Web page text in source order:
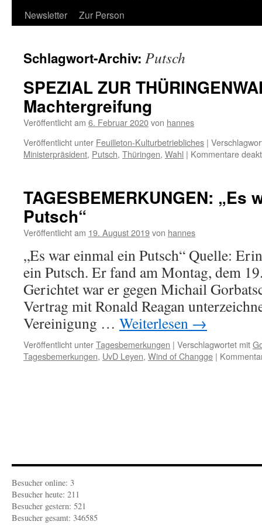
Newsletter
Zur Person
Schlagwort-Archiv: Putsch
SPEZIAL ZUR
Machtergreifung
Veröffentlicht am 6. Februar 2020von hannes
Veröffentlicht unter Feuilleton-Kulturbetriebliches |
Ministerpräsident, Putsch, Thüringen, Wahl | Kommentare
TAGESBEMERKUNGEN: „Es
Putsch“
Veröffentlicht am 19. August 2019von hannes
„Es war einmal ein Putsch“ Quelle:
ein Putsch. Er fand am Montag, dem
Gerichtet war er gegen Michail
Vertrag mit Ronald Reagan
Vereinigung … Weiterlesen →
Veröffentlicht unterTagesbemerkungen | Verschlagwortet mit
Tagesbemerkungen, UvD Leyen, Wind of Changge |
Besucher online: 3
Besucher heute: 211
Besucher gestern: 521
Besucher gesamt: 346585